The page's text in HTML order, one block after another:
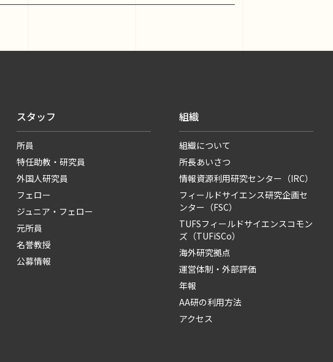
スタッフ
所員
特任助教・研究員
外国人研究員
フェロー
ジュニア・フェロー
元所員
名誉教授
公募情報
組織
組織について
所長あいさつ
情報資源利用研究センター（IRC）
フィールドサイエンス研究企画セ
ンター（FSC）
TUFSフィールドサイエンスコモン
ズ（TUFiSCo）
海外研究拠点
運営体制・外部評価
年報
AA研の利用方法
アクセス